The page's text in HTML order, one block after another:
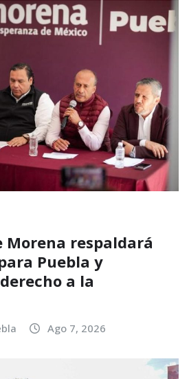
Morena respaldará
Puebla y
a la
Ago 7, 2026